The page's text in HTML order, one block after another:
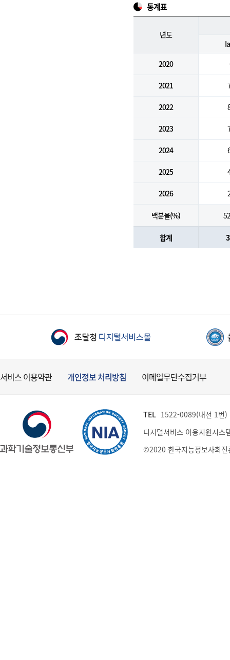
통계표
년도
2020
2021
2022
2023
2024
2025
2026
백분율(%)
합계
서비스 이용약관 개인정보 처리방침 이메일무단수집거부
TEL 1522-0089(내선 1번
디지털서비스 이용지원시스
©2020 한국지능정보사회진